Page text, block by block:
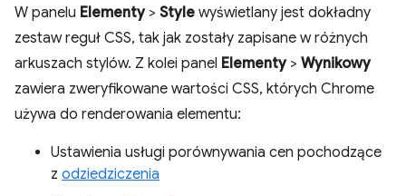
W panelu Elementy> Style wyświetlany jest dokładny
zestaw reguł CSS, tak jak zostały zapisane w różnych
arkuszach stylów. Z kolei panel Elementy> Wynikowy
zawiera zweryfikowane wartości CSS, których Chrome
używa do renderowania elementu:
Ustawienia usługi porównywania cen pochodzące
z odziedziczenia